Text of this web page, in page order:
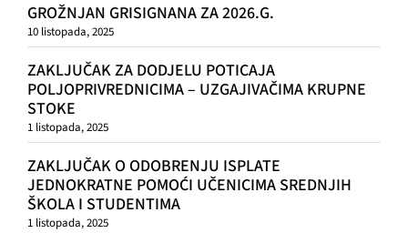
GROŽNJAN GRISIGNANA ZA 2026.G.
10 listopada, 2025
ZAKLJUČAK ZA DODJELU POTICAJA
POLJOPRIVREDNICIMA – UZGAJIVAČIMA KRUPNE
STOKE
1 listopada, 2025
ZAKLJUČAK O ODOBRENJU ISPLATE
JEDNOKRATNE POMOĆI UČENICIMA SREDNJIH
ŠKOLA I STUDENTIMA
1 listopada, 2025